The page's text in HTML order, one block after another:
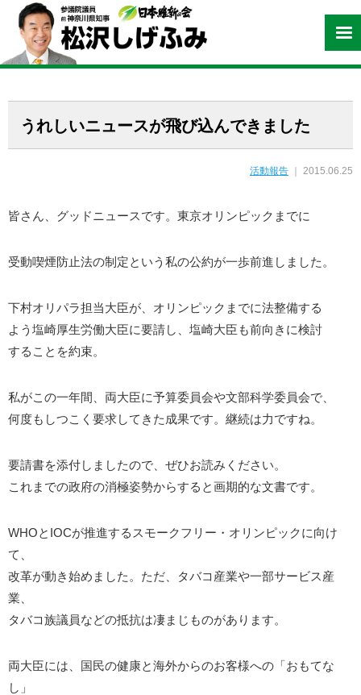
うれしいニュースが飛び込んできました
活動報告 ｜ 2015.06.25
皆さん、グッドニュースです。東京オリンピックまでに
受動喫煙防止法の制定という私の公約が一歩前進しました。
下村オリパラ担当大臣が、オリンピックまでに法整備する
よう塩崎厚生労働大臣に要請し、塩崎大臣も前向きに検討
することを約束。
私がこの一年間、両大臣に予算委員会や文部科学委員会で、
何度もしつこく要求してきた成果です。継続は力ですね。
要請書を添付しましたので、ぜひお読みください。
これまでの政府の消極姿勢からすると画期的な文書です。
WHOとIOCが推進するスモークフリー・オリンピックに向け
て、
改革が動き始めました。ただ、タバコ産業や一部サービス産
業、
タバコ族議員などの抵抗は凄まじものがあります。
両大臣には、国民の健康と海外からのお客様への「おもてな
し」